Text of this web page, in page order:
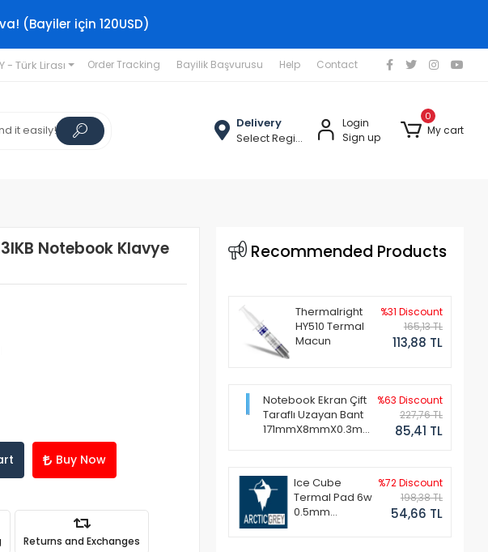
(Bayiler için 120USD)
- Türk Lirası Order Tracking Bayilik Başvurusu Help Contact
Delivery
Select Region
Login
Sign up
0
My cart
Notebook Klavye
Buy Now
Returns and Exchanges
Recommended Products
Thermalright
HY510 Termal
Macun
%31 Discount
165,13 TL
113,88 TL
Notebook Ekran Çift
Taraflı Uzayan Bant
171mmX8mmX0.3mm
%63 Discount
227,76 TL
85,41 TL
Ice Cube
Termal Pad 6w
0.5mm
%72 Discount
198,38 TL
54,66 TL